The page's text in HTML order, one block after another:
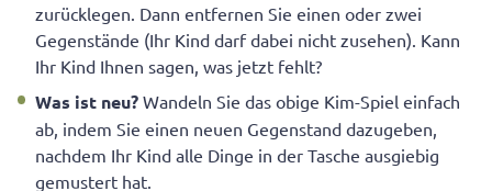
zurücklegen. Dann entfernen Sie einen oder zwei
Gegenstände (Ihr Kind darf dabei nicht zusehen). Kann
Ihr Kind Ihnen sagen, was jetzt fehlt?
Was ist neu? Wandeln Sie das obige Kim-Spiel einfach
ab, indem Sie einen neuen Gegenstand dazugeben,
nachdem Ihr Kind alle Dinge in der Tasche ausgiebig
gemustert hat.